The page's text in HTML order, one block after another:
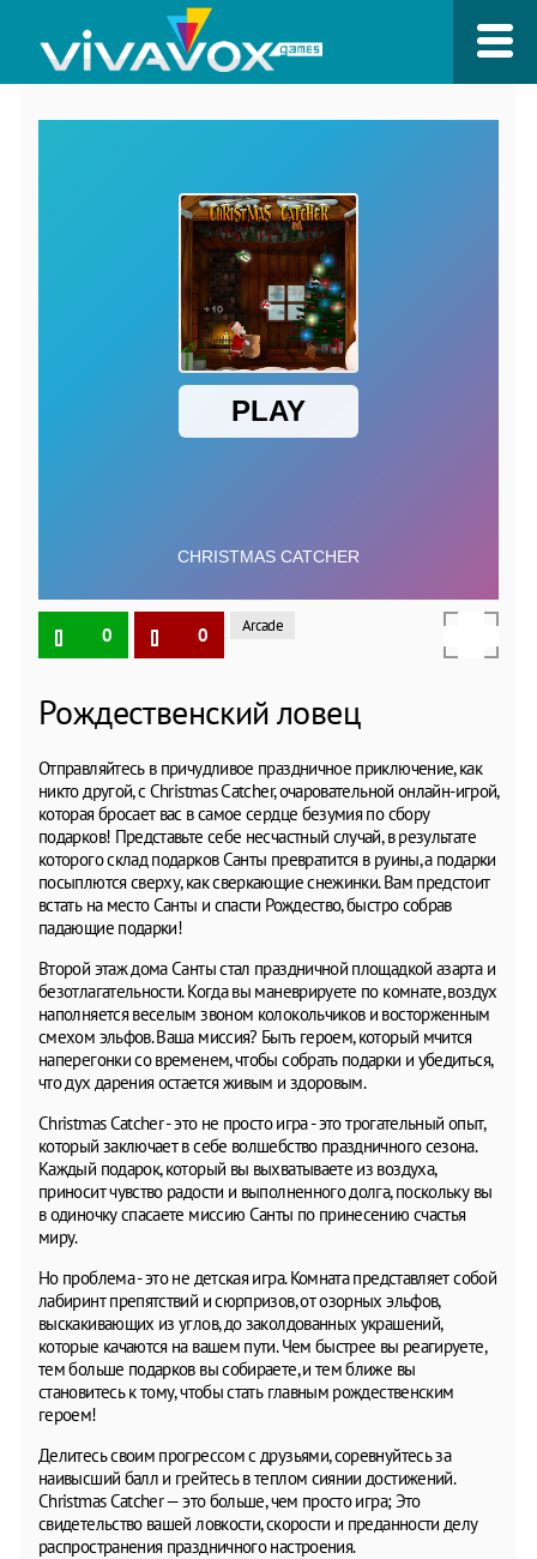
0 0 Arcade
Рождественский ловец
Отправляйтесь в причудливое праздничное приключение, как
никто другой, с Christmas Catcher, очаровательной онлайн-игрой,
которая бросает вас в самое сердце безумия по сбору
подарков! Представьте себе несчастный случай, в результате
которого склад подарков Санты превратится в руины, а подарки
посыплются сверху, как сверкающие снежинки. Вам предстоит
встать на место Санты и спасти Рождество, быстро собрав
падающие подарки!
Второй этаж дома Санты стал праздничной площадкой азарта и
безотлагательности. Когда вы маневрируете по комнате, воздух
наполняется веселым звоном колокольчиков и восторженным
смехом эльфов. Ваша миссия? Быть героем, который мчится
наперегонки со временем, чтобы собрать подарки и убедиться,
что дух дарения остается живым и здоровым.
Christmas Catcher - это не просто игра - это трогательный опыт,
который заключает в себе волшебство праздничного сезона.
Каждый подарок, который вы выхватываете из воздуха,
приносит чувство радости и выполненного долга, поскольку вы
в одиночку спасаете миссию Санты по принесению счастья
миру.
Но проблема - это не детская игра. Комната представляет собой
лабиринт препятствий и сюрпризов, от озорных эльфов,
выскакивающих из углов, до заколдованных украшений,
которые качаются на вашем пути. Чем быстрее вы реагируете,
тем больше подарков вы собираете, и тем ближе вы
становитесь к тому, чтобы стать главным рождественским
героем!
Делитесь своим прогрессом с друзьями, соревнуйтесь за
наивысший балл и грейтесь в теплом сиянии достижений.
Christmas Catcher — это больше, чем просто игра; Это
свидетельство вашей ловкости, скорости и преданности делу
распространения праздничного настроения.